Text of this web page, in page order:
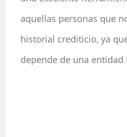
aquellas personas que
historial crediticio, ya
depende de una entidad